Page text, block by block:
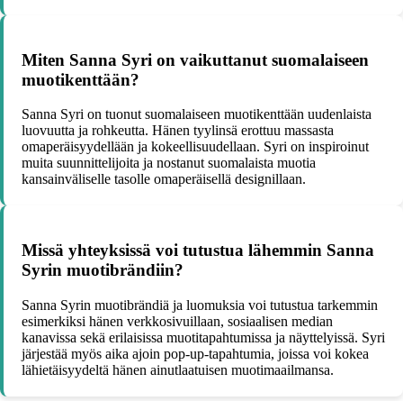
Miten Sanna Syri on vaikuttanut suomalaiseen
muotikenttään?
Sanna Syri on tuonut suomalaiseen muotikenttään uudenlaista
luovuutta ja rohkeutta. Hänen tyylinsä erottuu massasta
omaperäisyydellään ja kokeellisuudellaan. Syri on inspiroinut
muita suunnittelijoita ja nostanut suomalaista muotia
kansainväliselle tasolle omaperäisellä designillaan.
Missä yhteyksissä voi tutustua lähemmin Sanna
Syrin muotibrändiin?
Sanna Syrin muotibrändiä ja luomuksia voi tutustua tarkemmin
esimerkiksi hänen verkkosivuillaan, sosiaalisen median
kanavissa sekä erilaisissa muotitapahtumissa ja näyttelyissä. Syri
järjestää myös aika ajoin pop-up-tapahtumia, joissa voi kokea
lähietäisyydeltä hänen ainutlaatuisen muotimaailmansa.